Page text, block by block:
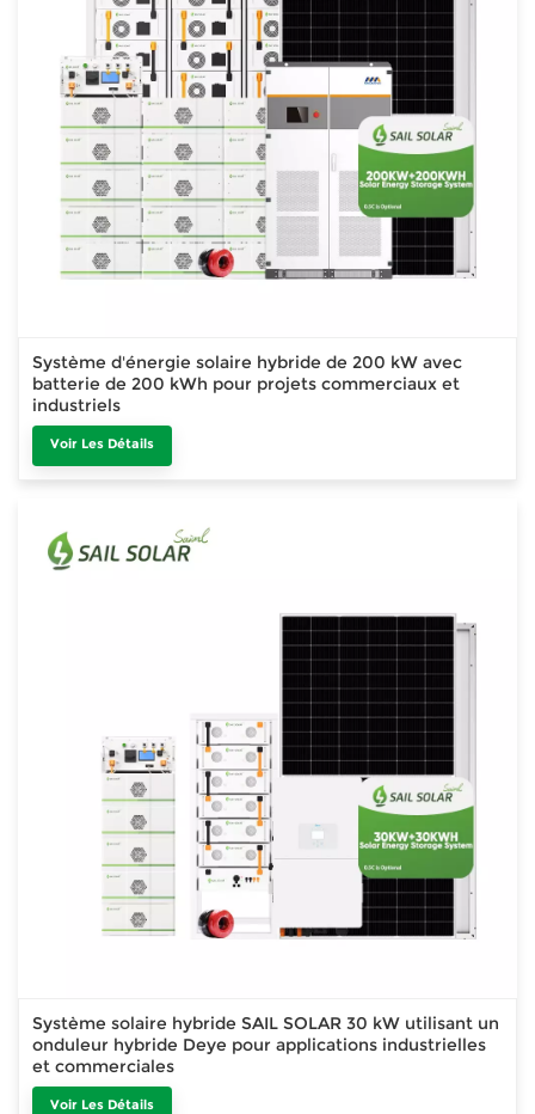
Système d'énergie solaire hybride de 200 kW avec
batterie de 200 kWh pour projets commerciaux et
industriels
Voir Les Détails
Système solaire hybride SAIL SOLAR 30 kW utilisant un
onduleur hybride Deye pour applications industrielles
et commerciales
Voir Les Détails